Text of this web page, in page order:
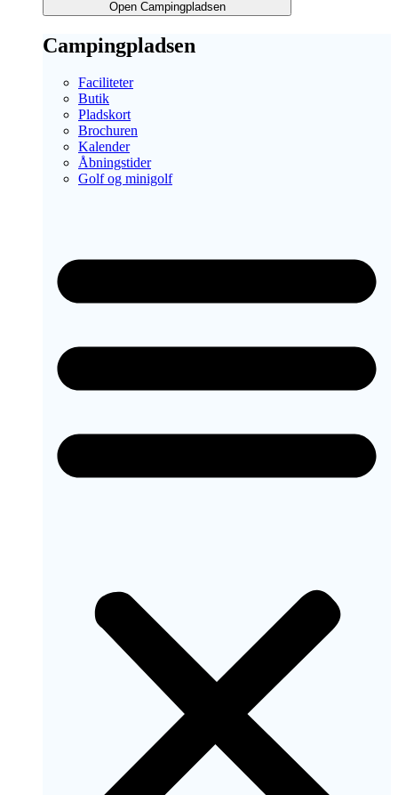
Open Campingpladsen
Campingpladsen
Faciliteter
Butik
Pladskort
Brochuren
Kalender
Åbningstider
Golf og minigolf